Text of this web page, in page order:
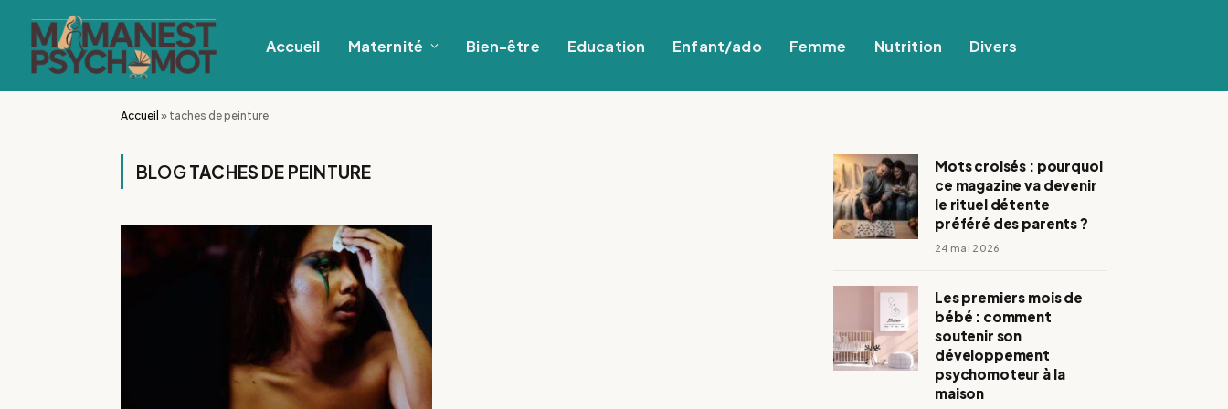
Accueil Maternité Bien-être Education Enfant/ado Femme Nutrition Divers
Accueil » taches de peinture
BLOGTACHES DE PEINTURE
Mots croisés : pourquoi
ce magazine va devenir
le rituel détente
préféré des parents ?
24 mai 2026
Les premiers mois de
bébé : comment
soutenir son
développement
psychomoteur à la
maison